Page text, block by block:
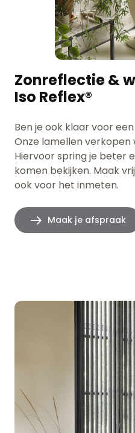
Zonreflectie &
Iso Reflex®
Ben je ook klaar voor
Onze lamellen verkopen
Hiervoor spring je beter
komen bekijken. Maak
ook voor het inmeten.
Maak je afspraak